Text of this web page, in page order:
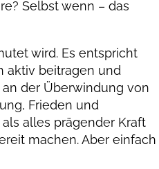
Selbst wenn – das
wird. Es entspricht
aktiv beitragen und
der Überwindung von
Frieden und
alles prägender Kraft
machen. Aber einfach